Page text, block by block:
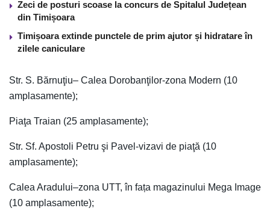
Zeci de posturi scoase la concurs de Spitalul Județean
din Timișoara
Timișoara extinde punctele de prim ajutor și hidratare în
zilele caniculare
Str. S. Bărnuţiu– Calea Dorobanţilor-zona Modern (10
amplasamente);
Piaţa Traian (25 amplasamente);
Str. Sf. Apostoli Petru şi Pavel-vizavi de piaţă (10
amplasamente);
Calea Aradului–zona UTT, în fața magazinului Mega Image
(10 amplasamente);